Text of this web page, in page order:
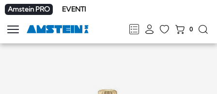
Amstein PRO EVENTI
FRDEENIT
0
Mostra
la